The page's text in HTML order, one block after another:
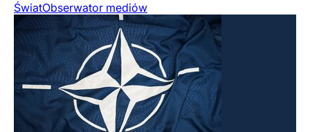
ŚwiatObserwator mediów